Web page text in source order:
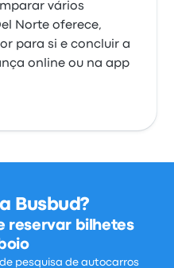
vários
Norte oferece,
para si e concluir a
online ou na app
Busbud?
reservar bilhetes
pesquisa de autocarros